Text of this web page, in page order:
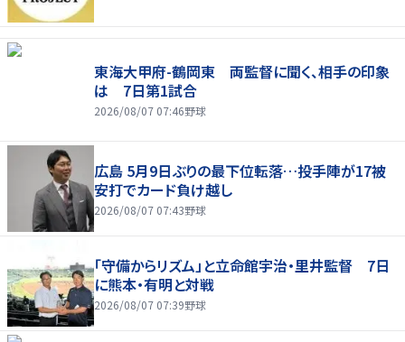
東海大甲府-鶴岡東 両監督に聞く、相手の印象
は 7日第1試合
2026/08/07 07:46野球
広島 5月9日ぶりの最下位転落…投手陣が17被
安打でカード負け越し
2026/08/07 07:43野球
「守備からリズム」と立命館宇治・里井監督 7日
に熊本・有明と対戦
2026/08/07 07:39野球